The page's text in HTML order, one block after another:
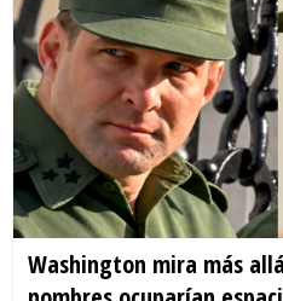
Washington mira más